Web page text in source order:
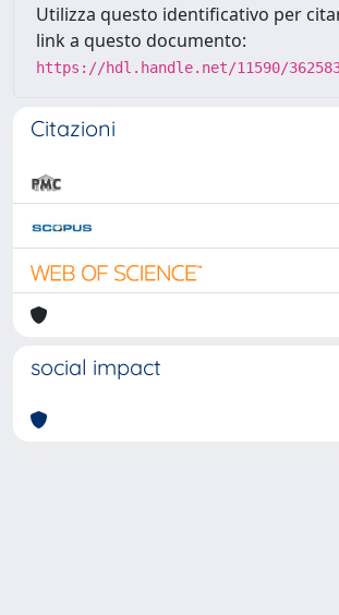
Utilizza questo identificativo per
link a questo documento:
https://hdl.handle.net/11590/
Citazioni
social impact